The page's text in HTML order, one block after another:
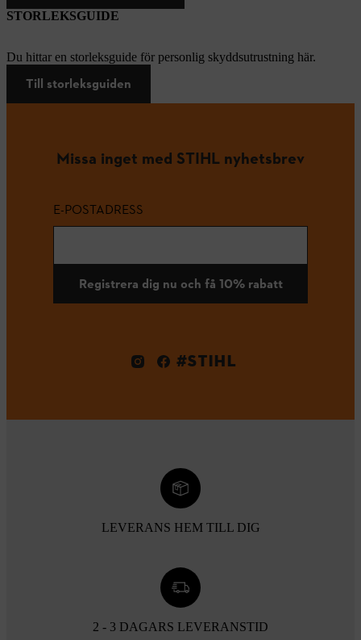
STORLEKSGUIDE
Du hittar en storleksguide för personlig skyddsutrustning här.
Till storleksguiden
Missa inget med STIHL nyhetsbrev
E-POSTADRESS
Registrera dig nu och få 10% rabatt
#STIHL
LEVERANS HEM TILL DIG
2 - 3 DAGARS LEVERANSTID